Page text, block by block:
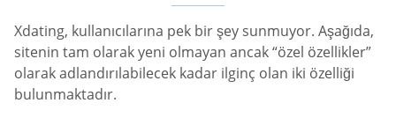
Xdating, kullanıcılarına pek bir şey sunmuyor. Aşağıda,
sitenin tam olarak yeni olmayan ancak “özel özellikler”
olarak adlandırılabilecek kadar ilginç olan iki özelliği
bulunmaktadır.